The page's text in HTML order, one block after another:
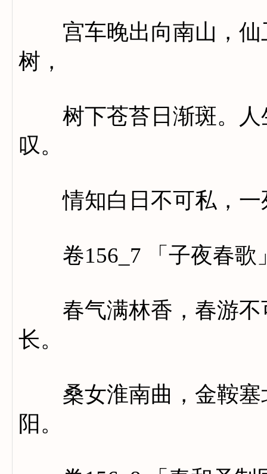
宫车晚出向南山，仙
树，
树下苍苔日渐斑。人
叹。
情知白日不可私，一
卷156_7 「子夜春歌
春气满林香，春游不
长。
桑女淮南曲，金鞍塞
阳。